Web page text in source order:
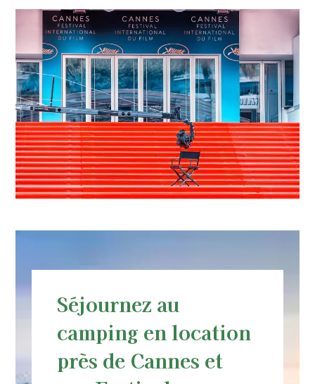
Séjournez au
camping en location
près de Cannes et